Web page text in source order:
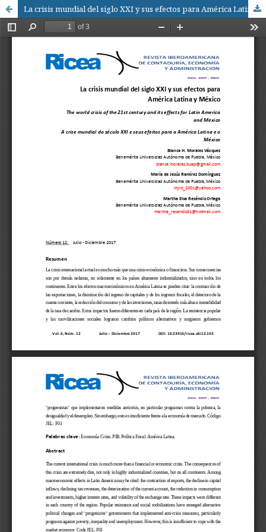
La crisis mundial del siglo XXI y sus efectos para América Latina y México / The world crisis of the 21st century and its effects for Latin America and Mexico